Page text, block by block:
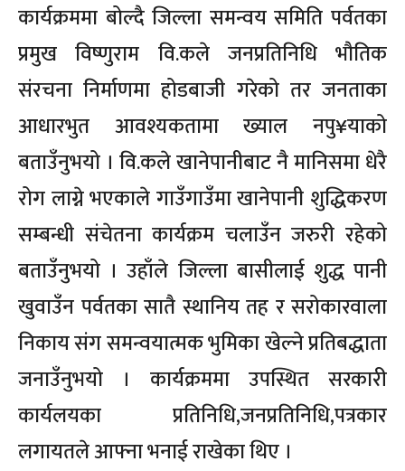
कार्यक्रममा बोल्दै जिल्ला समन्वय समिति पर्वतका
प्रमुख विष्णुराम वि.कले जनप्रतिनिधि भौतिक
संरचना निर्माणमा होडबाजी गरेको तर जनताका
आधारभुत आवश्यकतामा ख्याल नपु¥याको
बताउँनुभयो । वि.कले खानेपानीबाट नै मानिसमा धेरै
रोग लाग्ने भएकाले गाउँगाउँमा खानेपानी शुद्धिकरण
सम्बन्धी संचेतना कार्यक्रम चलाउँन जरुरी रहेको
बताउँनुभयो । उहाँले जिल्ला बासीलाई शुद्ध पानी
खुवाउँन पर्वतका सातै स्थानिय तह र सरोकारवाला
निकाय संग समन्वयात्मक भुमिका खेल्ने प्रतिबद्धाता
जनाउँनुभयो । कार्यक्रममा उपस्थित सरकारी
कार्यलयका प्रतिनिधि,जनप्रतिनिधि,पत्रकार
लगायतले आफ्ना भनाई राखेका थिए ।